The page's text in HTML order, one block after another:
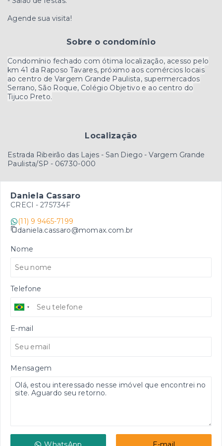
Agende sua visita!
Sobre o condomínio
Condomínio fechado com ótima localização, acesso pelo
km 41 da Raposo Tavares, próximo aos comércios locais
ao centro de Vargem Grande Paulista, supermercados
Serrano, São Roque, Colégio Objetivo e ao centro do
Tijuco Preto.
Localização
Estrada Ribeirão das Lajes - San Diego - Vargem Grande
Paulista/SP - 06730-000
Daniela Cassaro
CRECI - 275734F
(11) 9 9465-7199
daniela.cassaro@momax.com.br
Nome
Telefone
E-mail
Mensagem